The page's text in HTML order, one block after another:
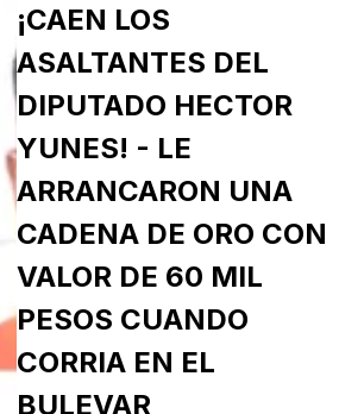
¡CAEN LOS
ASALTANTES DEL
DIPUTADO HECTOR
YUNES! - LE
ARRANCARON UNA
CADENA DE ORO CON
VALOR DE 60 MIL
PESOS CUANDO
CORRIA EN EL
BULEVAR